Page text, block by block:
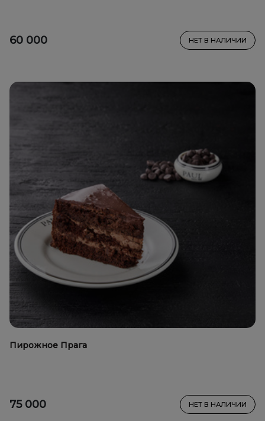
60 000 НЕТ В НАЛИЧИИ
Пирожное Прага
75 000 НЕТ В НАЛИЧИИ